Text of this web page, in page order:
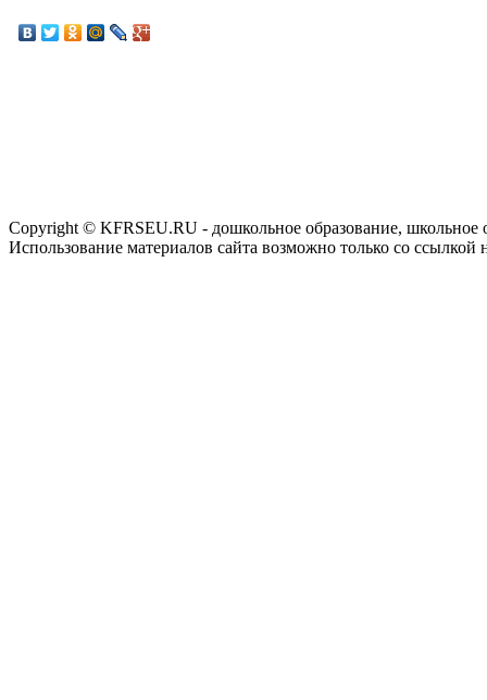
Copyright © KFRSEU.RU - дошкольное образование, школьное
Использование материалов сайта возможно только со ссылкой